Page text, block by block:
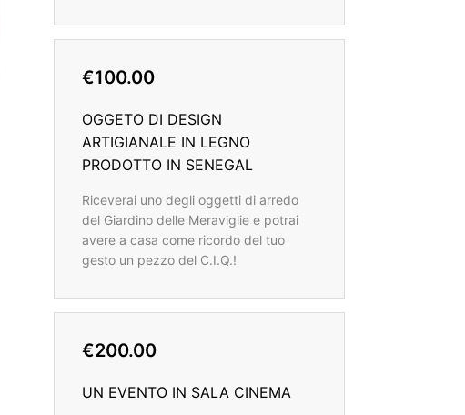
€100.00
OGGETO DI DESIGN
ARTIGIANALE IN LEGNO
PRODOTTO IN SENEGAL
Riceverai uno degli oggetti di arredo
del Giardino delle Meraviglie e potrai
avere a casa come ricordo del tuo
gesto un pezzo del C.I.Q.!
€200.00
UN EVENTO IN SALA CINEMA